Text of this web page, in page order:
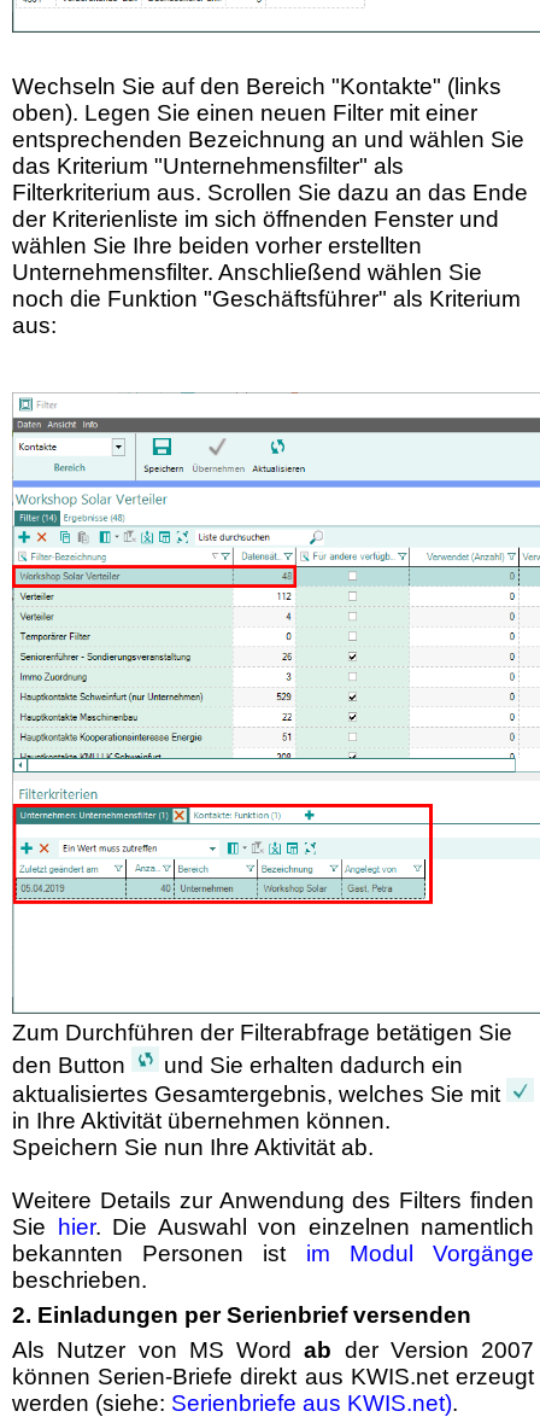
Wechseln Sie auf den Bereich "Kontakte" (links
oben). Legen Sie einen neuen Filter mit einer
entsprechenden Bezeichnung an und wählen Sie
das Kriterium "Unternehmensfilter" als
Filterkriterium aus. Scrollen Sie dazu an das Ende
der Kriterienliste im sich öffnenden Fenster und
wählen Sie Ihre beiden vorher erstellten
Unternehmensfilter. Anschließend wählen Sie
noch die Funktion "Geschäftsführer" als Kriterium
aus:
Zum Durchführen der Filterabfrage betätigen Sie
den Button
und Sie erhalten dadurch ein
aktualisiertes Gesamtergebnis, welches Sie mit
in Ihre Aktivität übernehmen können.
Speichern Sie nun Ihre Aktivität ab.
Weitere Details zur Anwendung des Filters finden
Sie
hier. Die Auswahl von einzelnen namentlich
bekannten Personen ist im Modul Vorgänge
beschrieben.
2. Einladungen per Serienbrief versenden
Als Nutzer von MS Wordab der Version 2007
können Serien-Briefe direkt aus KWIS.net erzeugt
werden (siehe: Serienbriefe aus KWIS.net).